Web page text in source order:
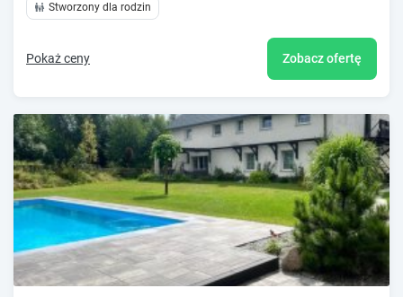
Stworzony dla rodzin
Pokaż ceny Zobacz ofertę